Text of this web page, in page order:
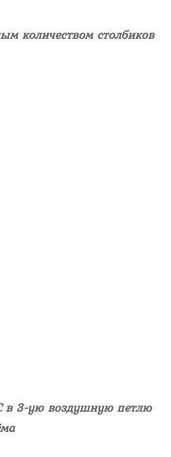
количеством столбиков
в 3-ую воздушную петлю